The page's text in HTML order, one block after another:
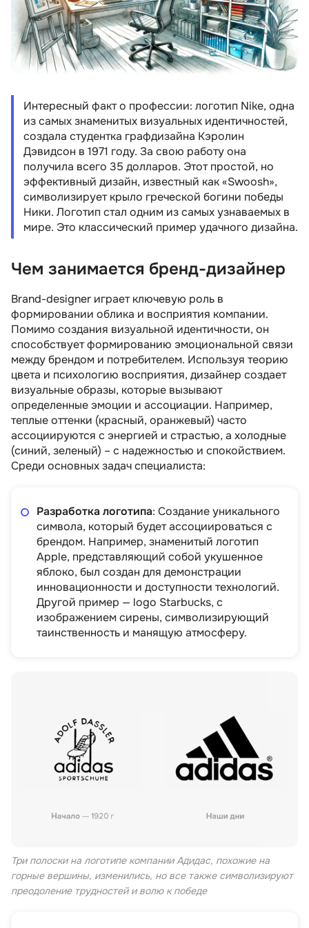
Интересный факт о профессии: логотип Nike, одна
из самых знаменитых визуальных идентичностей,
создала студентка графдизайна Кэролин
Дэвидсон в 1971 году. За свою работу она
получила всего 35 долларов. Этот простой, но
эффективный дизайн, известный как «Swoosh»,
символизирует крыло греческой богини победы
Ники. Логотип стал одним из самых узнаваемых в
мире. Это классический пример удачного дизайна.
Чем занимается бренд-дизайнер
Brand-designer играет ключевую роль в
формировании облика и восприятия компании.
Помимо создания визуальной идентичности, он
способствует формированию эмоциональной связи
между брендом и потребителем. Используя теорию
цвета и психологию восприятия, дизайнер создает
визуальные образы, которые вызывают
определенные эмоции и ассоциации. Например,
теплые оттенки (красный, оранжевый) часто
ассоциируются с энергией и страстью, а холодные
(синий, зеленый) – с надежностью и спокойствием.
Среди основных задач специалиста:
Разработка логотипа: Создание уникального
символа, который будет ассоциироваться с
брендом. Например, знаменитый логотип
Apple, представляющий собой укушенное
яблоко, был создан для демонстрации
инновационности и доступности технологий.
Другой пример — logo Starbucks, с
изображением сирены, символизирующий
таинственность и манящую атмосферу.
Три полоски на логотипе компании Адидас, похожие на
горные вершины, изменились, но все также символизируют
преодоление трудностей и волю к победе